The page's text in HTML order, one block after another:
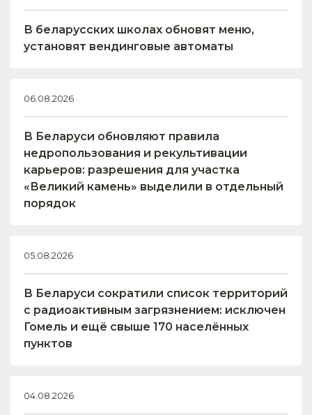
В беларусских школах обновят меню,
установят вендинговые автоматы
06.08.2026
В Беларуси обновляют правила
недропользования и рекультивации
карьеров: разрешения для участка
«Великий камень» выделили в отдельный
порядок
05.08.2026
В Беларуси сократили список территорий
с радиоактивным загрязнением: исключен
Гомель и ещё свыше 170 населённых
пунктов
04.08.2026